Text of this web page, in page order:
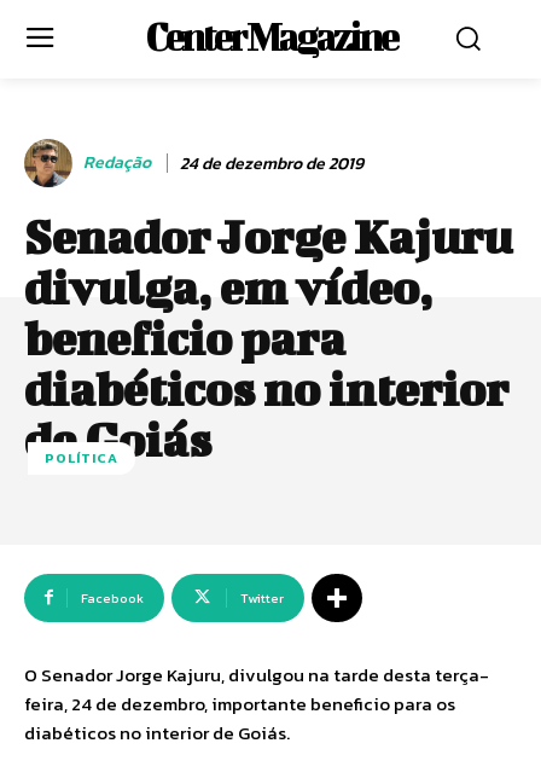
Center Magazine
Redação 24 de dezembro de 2019
Senador Jorge Kajuru
divulga, em vídeo,
beneficio para
diabéticos no interior
de Goiás
POLÍTICA
Facebook Twitter
O Senador Jorge Kajuru, divulgou na tarde desta terça-
feira, 24 de dezembro, importante beneficio para os
diabéticos no interior de Goiás.